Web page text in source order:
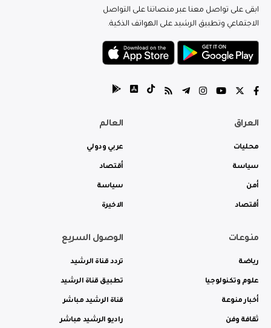
ابقى على تواصل معنا عبر منصاتنا على التواصل
الاجتماعي وتطبيق الرشيد على الهواتف الذكية.
العراق
محليات
سياسة
أمن
أقتصاد
العالم
عربي ودولي
أقتصاد
سياسة
الاخيرة
منوعات
رياضة
علوم وتكنولوجيا
أخبار منوعة
ثقافة وفن
الوصول السريع
تردد قناة الرشيد
تطبيق قناة الرشيد
قناة الرشيد مباشر
راديو الرشيد مباشر